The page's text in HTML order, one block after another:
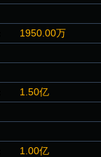
1950.00万
1.50亿
1.00亿